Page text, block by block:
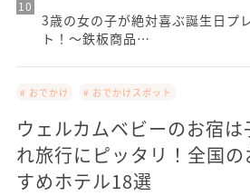
3歳の女の子が絶対喜ぶ誕生日プ
ト！〜鉄板商品…
# おでかけ # おでかけスポット
ウェルカムベビーのお宿は
れ旅行にピッタリ！全国の
すめホテル18選